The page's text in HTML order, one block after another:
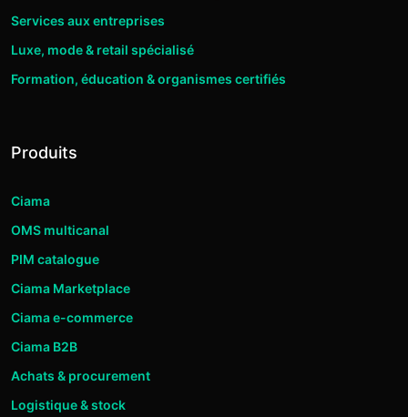
Services aux entreprises
Luxe, mode & retail spécialisé
Formation, éducation & organismes certifiés
Produits
Ciama
OMS multicanal
PIM catalogue
Ciama Marketplace
Ciama e-commerce
Ciama B2B
Achats & procurement
Logistique & stock